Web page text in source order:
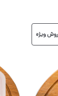
ویژهمحصول